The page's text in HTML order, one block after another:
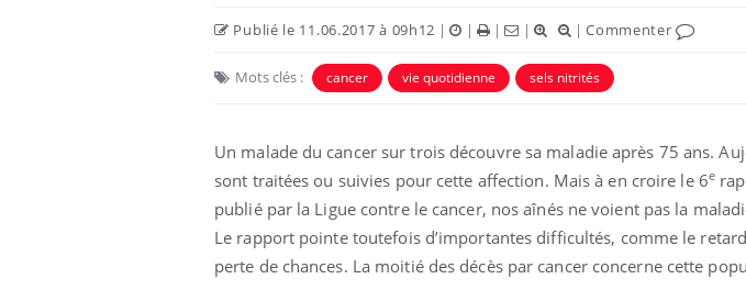
Publié le 11.06.2017 à 09h12 | | | | |Commenter
Mots clés : cancer vie quotidienne sels nitrités
Un malade du cancer sur trois découvre sa maladie après 75 ans.
sont traitées ou suivies pour cette affection. Mais à en croire le 6e
publié par la Ligue contre le cancer, nos aînés ne voient pas la
Le rapport pointe toutefois d’importantes difficultés, comme le
perte de chances. La moitié des décès par cancer concerne cette
Eczéma Chronique des Mains :
expliquer ma maladieYoutube
Il y a des sujets qui sont faciles à aborder...
d'autres non ! D'un côté, poser des
questions sur la maladie d'un proche c'est
Youtube
Carence en fer : comprendre
prévenirYoutube
Fatigue, irritabilité, brouillard mental
même alopécie… Les symptômes de la
carence en fer sont multiples ce qui